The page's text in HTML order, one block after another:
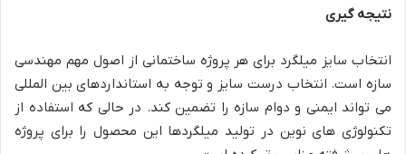
نتیجه گیری
انتخاب سایز میلگرد برای هر پروژه ساختمانی از اصول مهم مهندسی
سازه است. انتخاب درست سایز و توجه به استانداردهای بین المللی
می تواند ایمنی و دوام سازه را تضمین کند. در حالی که استفاده از
تکنولوژی های نوین در تولید میلگردها این محصول را برای پروژه